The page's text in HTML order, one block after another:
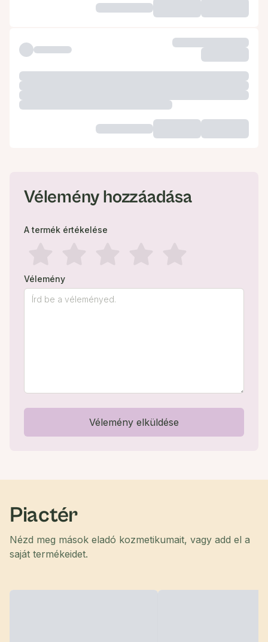
Vélemény hozzáadása
A termék értékelése
Vélemény
Vélemény elküldése
Piactér
Nézd meg mások eladó kozmetikumait, vagy add el a
saját termékeidet.